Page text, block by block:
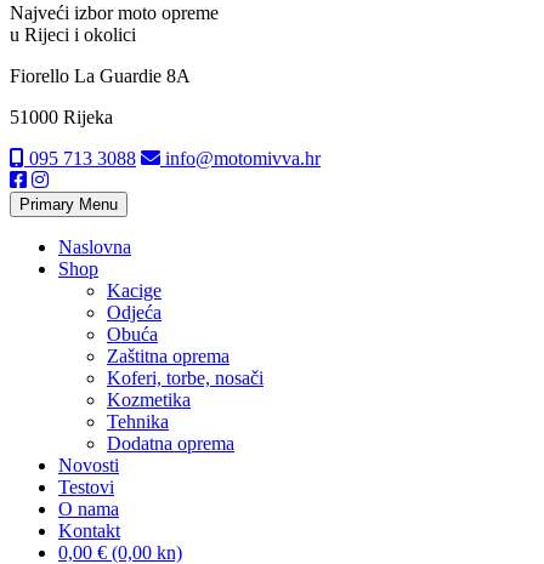
Najveći izbor moto opreme
u Rijeci i okolici
Fiorello La Guardie 8A
51000 Rijeka
095 713 3088
info@motomivva.hr
Primary Menu
Naslovna
Shop
Kacige
Odjeća
Obuća
Zaštitna oprema
Koferi, torbe, nosači
Kozmetika
Tehnika
Dodatna oprema
Novosti
Testovi
O nama
Kontakt
0,00 € (0,00 kn)